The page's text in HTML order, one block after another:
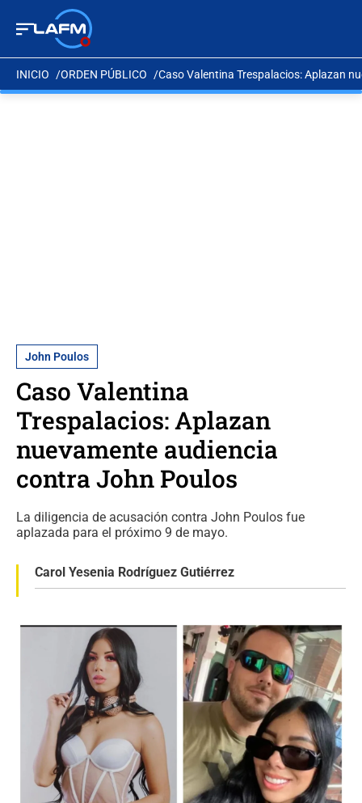
INICIO ORDEN PÚBLICO Caso Valentina Trespalacios: Aplazan
John Poulos
Caso Valentina
Trespalacios: Aplazan
nuevamente audiencia
contra John Poulos
La diligencia de acusación contra John Poulos fue
aplazada para el próximo 9 de mayo.
Carol Yesenia Rodríguez Gutiérrez